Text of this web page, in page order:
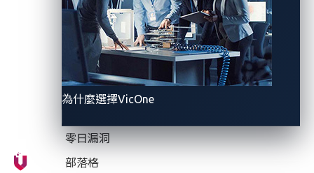
為什麼選擇VicOne
零日漏洞
部落格